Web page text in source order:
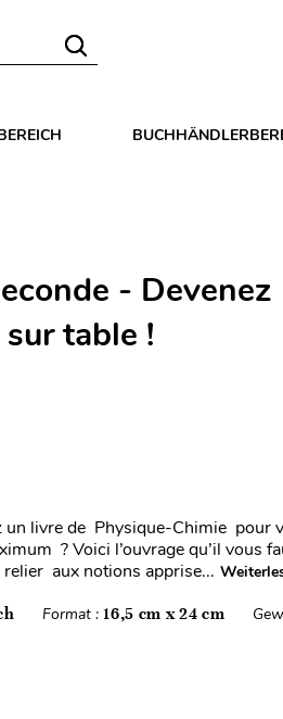
- Devenez
table !
livre de Physique-Chimie pour
? Voici l’ouvrage qu’il vous
aux notions apprise...
Format :16,5 cm x 24 cm